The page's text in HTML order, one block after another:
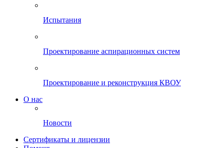
Испытания
Проектирование аспирационных систем
Проектирование и реконструкция КВОУ
О нас
Новости
Сертификаты и лицензии